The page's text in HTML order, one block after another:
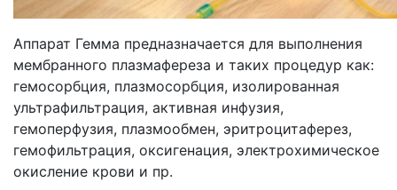
Аппарат Гемма предназначается для выполнения
мембранного плазмафереза и таких процедур как:
гемосорбция, плазмосорбция, изолированная
ультрафильтрация, активная инфузия,
гемоперфузия, плазмообмен, эритроцитаферез,
гемофильтрация, оксигенация, электрохимическое
окисление крови и пр.